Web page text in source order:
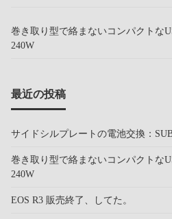
巻き取り型で絡まないコンパクトな
240W
最近の投稿
サイドシルプレートの電池交換：
巻き取り型で絡まないコンパクトな
240W
EOS R3 販売終了、してた。